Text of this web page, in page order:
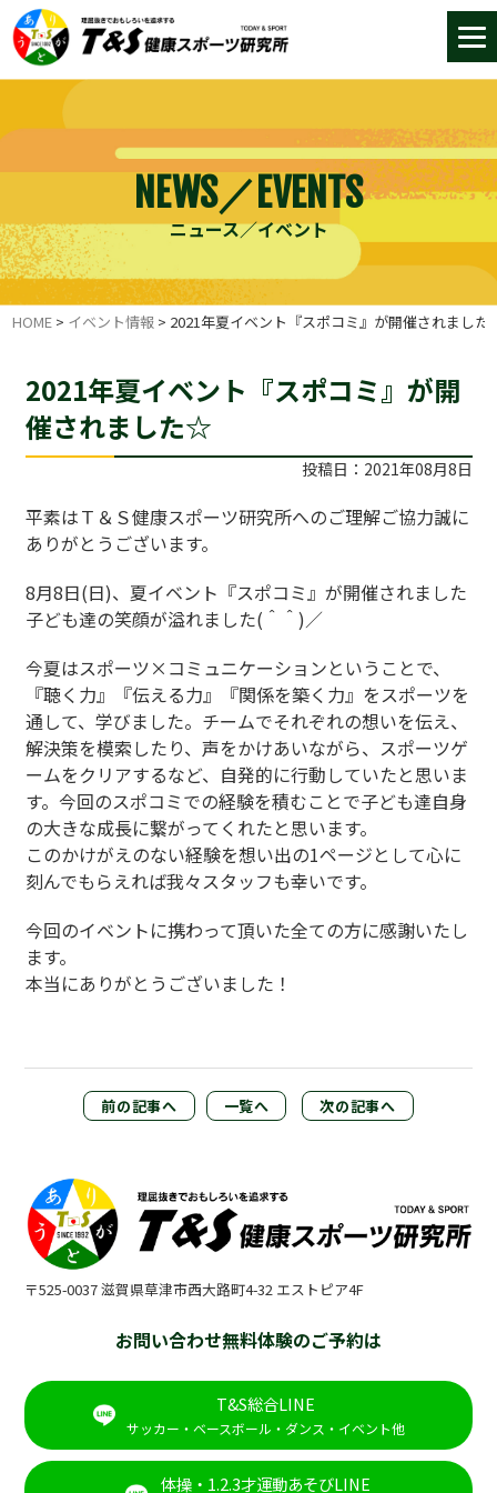
NEWS／EVENTS
ニュース／イベント
HOME > イベント情報 > 2021年夏イベント『スポコミ』が開催されまし
2021年夏イベント『スポコミ』が開
催されました☆
投稿日：2021年08月8日
平素はＴ＆Ｓ健康スポーツ研究所へのご理解ご協力誠に
ありがとうございます。
8月8日(日)、夏イベント『スポコミ』が開催されました
子ども達の笑顔が溢れました(＾＾)／
今夏はスポーツ×コミュニケーションということで、
『聴く力』『伝える力』『関係を築く力』をスポーツを
通して、学びました。チームでそれぞれの想いを伝え、
解決策を模索したり、声をかけあいながら、スポーツゲ
ームをクリアするなど、自発的に行動していたと思いま
す。今回のスポコミでの経験を積むことで子ども達自身
の大きな成長に繋がってくれたと思います。
このかけがえのない経験を想い出の1ページとして心に
刻んでもらえれば我々スタッフも幸いです。
今回のイベントに携わって頂いた全ての方に感謝いたし
ます。
本当にありがとうございました！
前の記事へ 一覧へ 次の記事へ
〒525-0037 滋賀県草津市西大路町4-32 エストピア4F
お問い合わせ無料体験のご予約は
T&S総合LINE
サッカー・ベースボール・ダンス・イベント他
体操・1.2.3才運動あそびLINE